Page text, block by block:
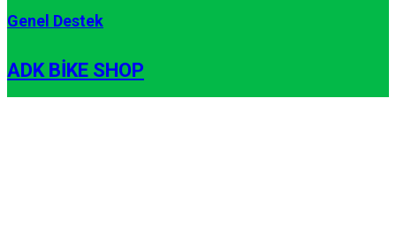
Genel Destek
ADK BIKE SHOP